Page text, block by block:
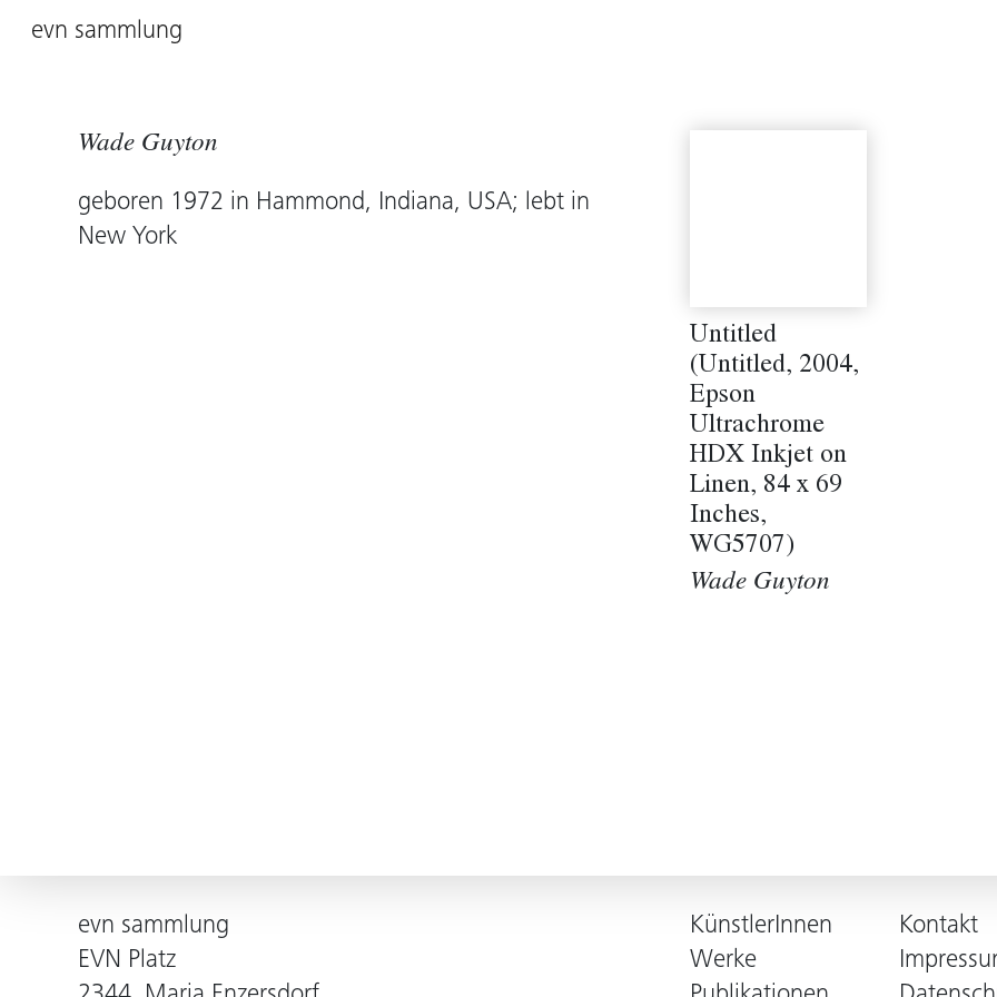
evn sammlung
Wade Guyton
geboren 1972 in Hammond, Indiana, USA; lebt in
New York
Untitled
(Untitled, 2004,
Epson
Ultrachrome
HDX Inkjet on
Linen, 84 x 69
Inches,
WG5707)
Wade Guyton
evn sammlung
EVN Platz
KünstlerInnen
Werke
Kontakt